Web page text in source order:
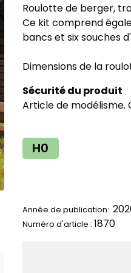
Roulotte de berger,
Ce kit comprend
bancs et six souches
Dimensions de la
Sécurité du produit
Article de modélisme.
H0
Année de publication:
Numéro d'article : 1870